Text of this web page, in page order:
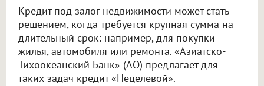
Кредит под залог недвижимости может стать
решением, когда требуется крупная сумма на
длительный срок: например, для покупки
жилья, автомобиля или ремонта. «Азиатско-
Тихоокеанский Банк» (АО) предлагает для
таких задач кредит «Нецелевой».